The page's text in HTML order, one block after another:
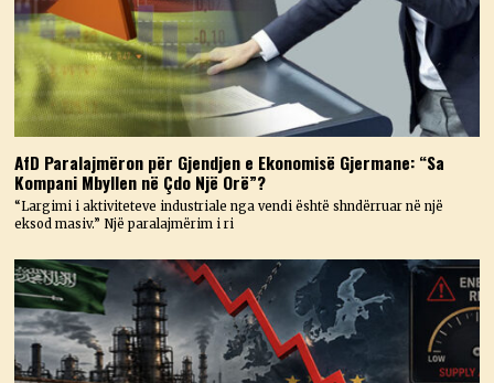
AfD Paralajmëron për Gjendjen e Ekonomisë Gjermane: “Sa
Kompani Mbyllen në Çdo Një Orë”?
“Largimi i aktiviteteve industriale nga vendi është shndërruar në një
eksod masiv.” Një paralajmërim i ri